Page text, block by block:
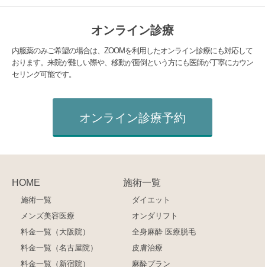
オンライン診療
内服薬のみご希望の場合は、ZOOMを利用したオンライン診療にも対応して
おります。来院が難しい際や、移動が面倒という方にも医師が丁寧にカウン
セリング可能です。
オンライン診療予約
HOME
施術一覧
メンズ美容医療
料金一覧（大阪院）
料金一覧（名古屋院）
料金一覧（新宿院）
施術一覧
ダイエット
オンダリフト
全身麻酔 医療脱毛
皮膚治療
麻酔プラン